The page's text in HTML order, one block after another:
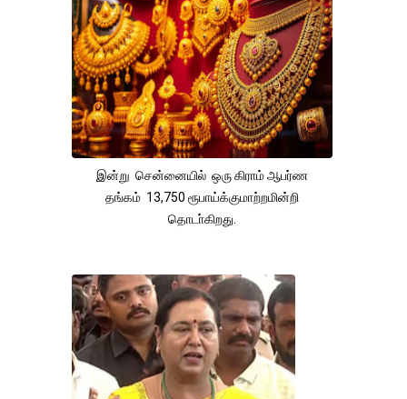
இன்று சென்னையில் ஒரு கிராம் ஆபர்ண
தங்கம் 13,750 ரூபாய்க்குமாற்றமின்றி
தொடா்கிறது.